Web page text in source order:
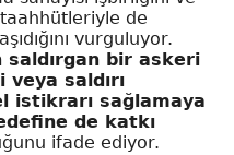
de
vurguluyor.
saldırgan bir askeri
saldırı
istikrarı sağlamaya
de katkı
ifade ediyor.